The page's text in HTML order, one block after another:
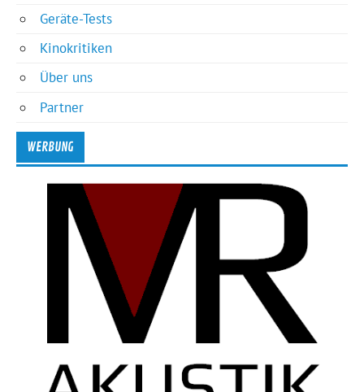
Geräte-Tests
Kinokritiken
Über uns
Partner
WERBUNG